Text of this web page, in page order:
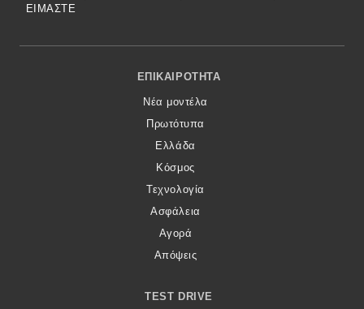
ΕΙΜΑΣΤΕ
Footer Menu
ΕΠΙΚΑΙΡΌΤΗΤΑ
Νέα μοντέλα
Πρωτότυπα
Ελλάδα
Κόσμος
Τεχνολογία
Ασφάλεια
Αγορά
Απόψεις
TEST DRIVE